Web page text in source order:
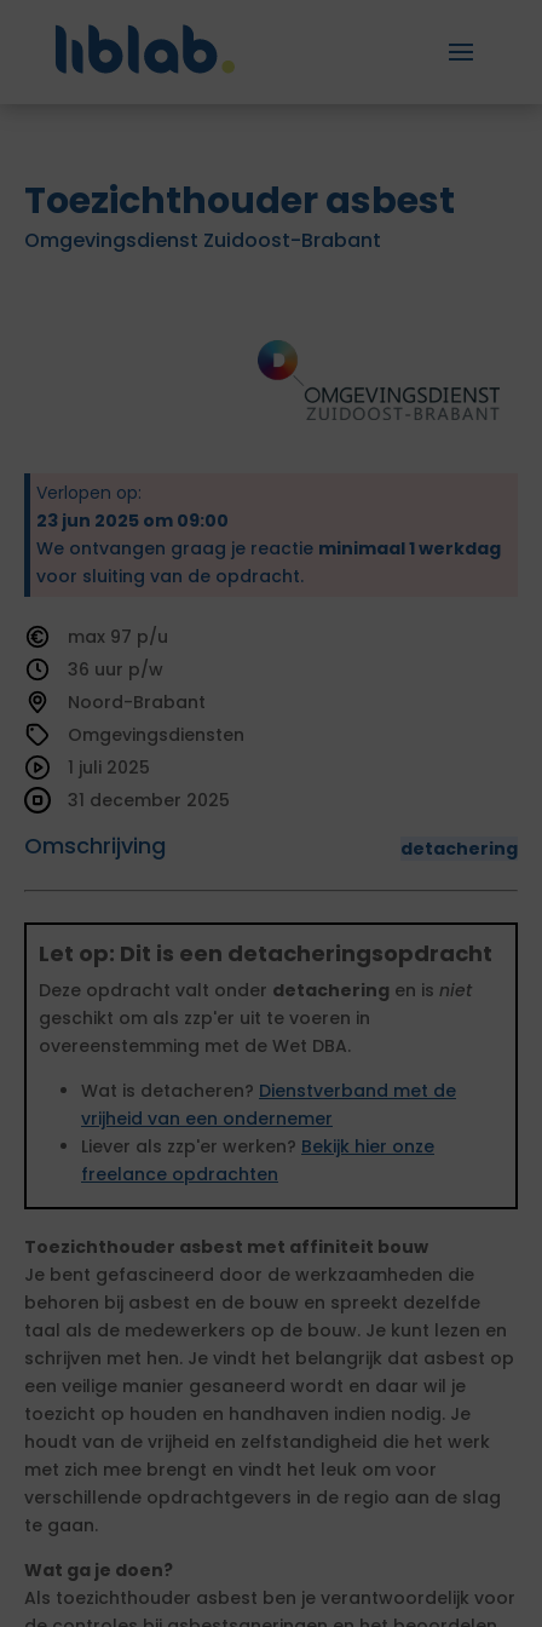
Toezichthouder asbest
Omgevingsdienst Zuidoost-Brabant
Verlopen op:
23 jun 2025 om 09:00
We ontvangen graag je reactie minimaal 1 werkdag
voor sluiting van de opdracht.
97
36
Noord-Brabant
Omgevingsdiensten
Omschrijving detachering
1 juli 2025
31 december 2025
Let op: Dit is een detacheringsopdracht
Deze opdracht valt onder detachering en is niet
geschikt om als zzp'er uit te voeren in
overeenstemming met de Wet DBA.
Wat is detacheren? Dienstverband met de
vrijheid van een ondernemer
Liever als zzp'er werken? Bekijk hier onze
freelance opdrachten
Toezichthouder asbest met affiniteit bouw
Je bent gefascineerd door de werkzaamheden die
behoren bij asbest en de bouw en spreekt dezelfde
taal als de medewerkers op de bouw. Je kunt lezen en
schrijven met hen. Je vindt het belangrijk dat asbest op
een veilige manier gesaneerd wordt en daar wil je
toezicht op houden en handhaven indien nodig. Je
houdt van de vrijheid en zelfstandigheid die het werk
met zich mee brengt en vindt het leuk om voor
verschillende opdrachtgevers in de regio aan de slag
te gaan.
Wat ga je doen?
Als toezichthouder asbest ben je verantwoordelijk voor